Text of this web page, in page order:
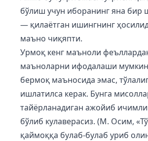
бўлиш учун иборанинг яна бир
— қилаётган ишингнинг
маъно чиқяпти.
Урмоқ кенг маъноли
маъноларни ифодалаши
бермоқ маъносида эмас,
ишлатилса керак. Бунга
тайёрланадиган ажойиб
бўлиб кулаверасиз. (М. Осим,
қаймоққа булаб-булаб уриб